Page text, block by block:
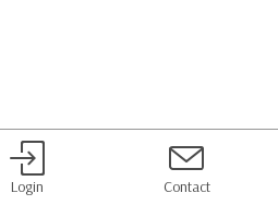
Login Contact